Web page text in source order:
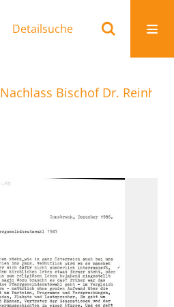
Detailsuche
Nachlass Bischof Dr.